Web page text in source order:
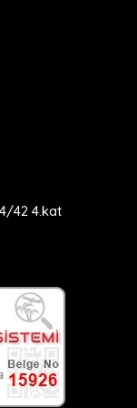
42 4.kat